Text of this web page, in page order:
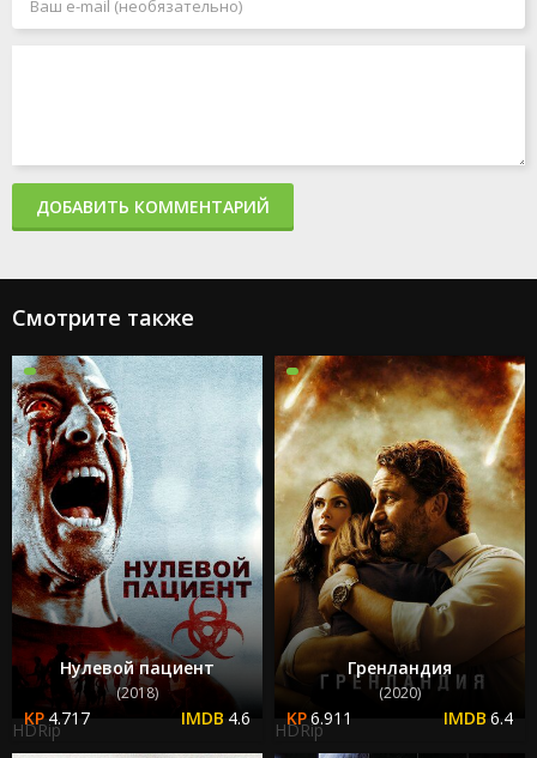
ДОБАВИТЬ КОММЕНТАРИЙ
Смотрите также
Нулевой пациент
(2018)
4.717 4.6
HDRip
Гренландия
(2020)
6.911 6.4
HDRip